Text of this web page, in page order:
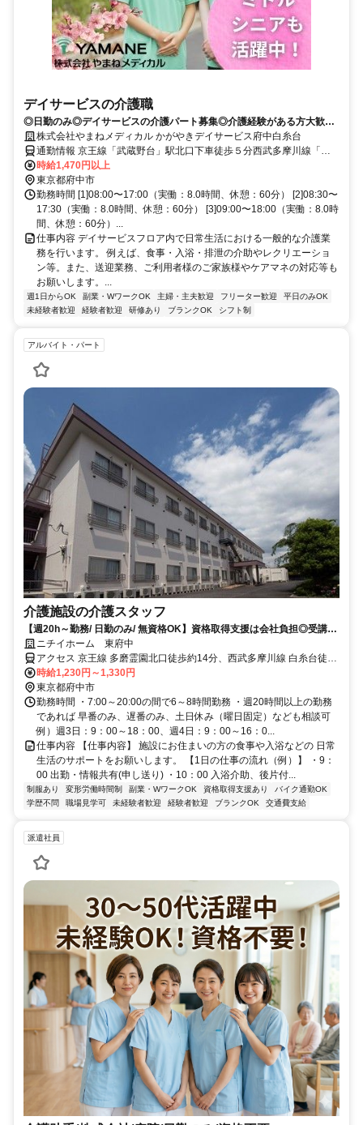
デイサービスの介護職
◎日勤のみ◎デイサービスの介護パート募集◎介護経験がある方大歓迎
ダブルワークOK 扶養内での勤務相談可 【年齢不問／資格取得支援補助
制度／社員登用あり】
株式会社やまねメディカル かがやきデイサービス府中白糸台
通勤情報 京王線「武蔵野台」駅北口下車徒歩５分西武多摩川線「白
糸台」駅下車徒歩５分
時給1,470円以上
東京都府中市
勤務時間 [1]08:00〜17:00（実働：8.0時間、休憩：60分） [2]08:30〜
17:30（実働：8.0時間、休憩：60分） [3]09:00〜18:00（実働：8.0時
間、休憩：60分）...
仕事内容 デイサービスフロア内で日常生活における一般的な介護業
務を行います。 例えば、食事・入浴・排泄の介助やレクリエーショ
ン等。また、送迎業務、ご利用者様のご家族様やケアマネの対応等も
お願いします。...
週1日からOK 副業・WワークOK 主婦・主夫歓迎 フリーター歓迎
平日のみOK
未経験者歓迎
経験者歓迎 研修あり ブランクOK シフト制
アルバイト・パート
介護施設の介護スタッフ
【週20h～勤務/ 日勤のみ/ 無資格OK】資格取得支援は会社負担◎受講時
も出勤扱いで給与支給！副業・WワークOK
ニチイホーム 東府中
アクセス 京王線 多磨霊園北口徒歩約14分、西武多摩川線 白糸台徒歩
約16分、京王競馬場線 東府中北口徒歩約17分
時給1,230円～1,330円
東京都府中市
勤務時間 ・7:00～20:00の間で6～8時間勤務 ・週20時間以上の勤務
であれば 早番のみ、遅番のみ、土日休み（曜日固定）なども相談可
例）週3日：9：00～18：00、週4日：9：00～16：0...
仕事内容 【仕事内容】 施設にお住まいの方の食事や入浴などの 日常
生活のサポートをお願いします。 【1日の仕事の流れ（例）】 ・9：
00 出勤・情報共有(申し送り) ・10：00 入浴介助、後片付...
制服あり 変形労働時間制 副業・WワークOK 資格取得支援あり
バイク通勤OK
学歴不問
職場見学可 未経験者歓迎 経験者歓迎 ブランクOK 交通費支給
派遣社員